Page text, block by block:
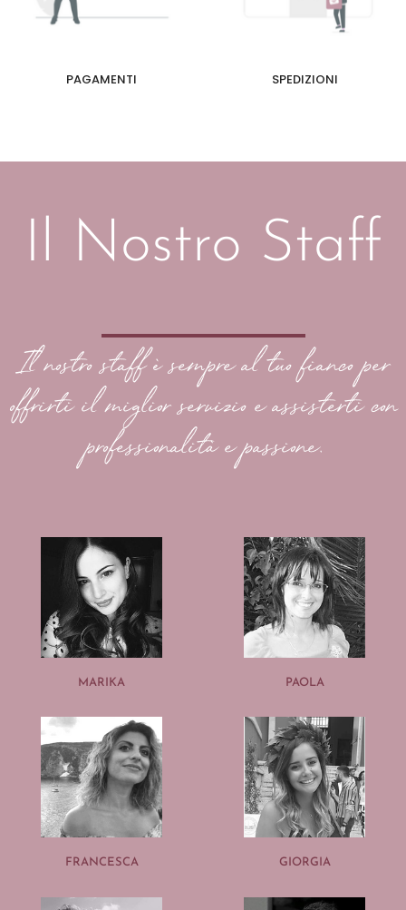
PAGAMENTI SPEDIZIONI
Il Nostro Staff
Il nostro staff è sempre al tuo fianco per
offrirti il miglior servizio e assisterti con
professionalità e passione.
MARIKA PAOLA
FRANCESCA GIORGIA